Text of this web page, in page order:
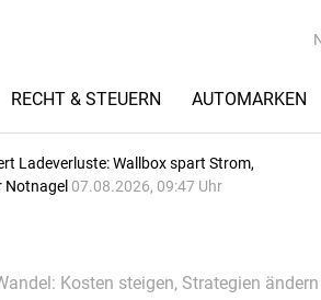
RECHT & STEUERN AUTOMARKEN
Ladeverluste: Wallbox spart Strom,
Notnagel 07.08.2026, 09:47 Uhr
Kosten steigen, Strategien